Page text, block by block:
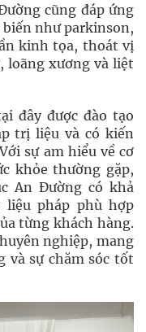
cũng đáp ứng
như parkinson,
kinh tọa, thoát vị
loãng xương và liệt
đây được đào tạo
trị liệu và có kiến
sự am hiểu về cơ
khỏe thường gặp,
An Đường có khả
pháp phù hợp
từng khách hàng.
nghiệp, mang
và sự chăm sóc tốt